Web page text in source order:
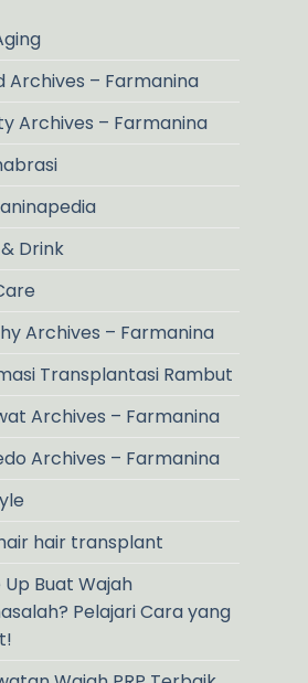
Archives – Farmanina
Archives – Farmanina
Drink
Archives – Farmanina
Transplantasi Rambut
Archives – Farmanina
Archives – Farmanina
hair transplant
Up Buat Wajah
Pelajari Cara yang